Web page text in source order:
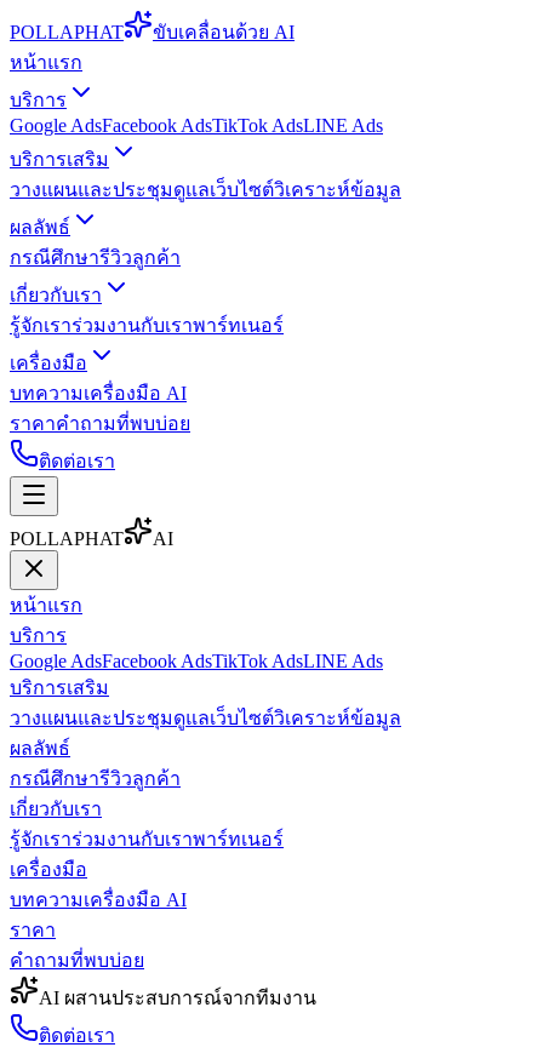
POLLAPHAT
ขับเคลื่อนด้วย AI
หน้าแรก
บริการ
Google AdsFacebook AdsTikTok AdsLINE Ads
บริการเสริม
วางแผนและประชุมดูแลเว็บไซต์วิเคราะห์ข้อมูล
ผลลัพธ์
กรณีศึกษารีวิวลูกค้า
เกี่ยวกับเรา
รู้จักเราร่วมงานกับเราพาร์ทเนอร์
เครื่องมือ
บทความเครื่องมือ AI
ราคาคำถามที่พบบ่อย
ติดต่อเรา
POLLAPHAT AI
หน้าแรก
บริการ
Google AdsFacebook AdsTikTok AdsLINE Ads
บริการเสริม
วางแผนและประชุมดูแลเว็บไซต์วิเคราะห์ข้อมูล
ผลลัพธ์
กรณีศึกษารีวิวลูกค้า
เกี่ยวกับเรา
รู้จักเราร่วมงานกับเราพาร์ทเนอร์
เครื่องมือ
บทความเครื่องมือ AI
ราคา
คำถามที่พบบ่อย
AI ผสานประสบการณ์จากทีมงาน
ติดต่อเรา